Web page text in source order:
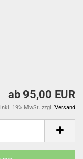
ab 95,00 EUR
inkl. 19% MwSt. zzgl. Versand